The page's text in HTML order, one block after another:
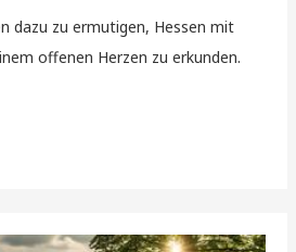
dazu zu ermutigen, Hessen mit
offenen Herzen zu erkunden.